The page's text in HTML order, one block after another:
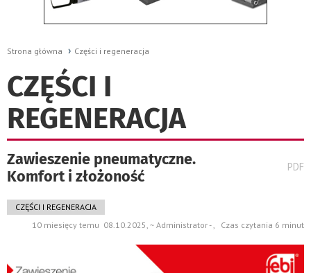
Strona główna Części i regeneracja
CZĘŚCI I
REGENERACJA
Zawieszenie pneumatyczne.
Komfort i złożoność
PDF
CZĘŚCI I REGENERACJA
10 miesięcy temu 08.10.2025, ~ Administrator - , Czas czytania 6 minut